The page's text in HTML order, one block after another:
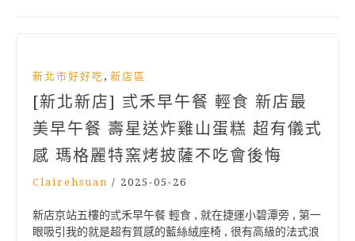
新北市好好吃 , 新店區
[新北新店] 弎禾早午餐 輕食 新店最
美早午餐 壽星送炸雞山蛋糕 超有儀式
感 瑪格麗特窯烤披薩不吃會後悔
Clairehsuan / 2025-05-26
新店京站五樓的弎禾早午餐 輕食 , 就在捷運小碧潭旁 , 第一
眼吸引我的就是超有質感的藍絲絨座椅 , 很有高級的法式浪